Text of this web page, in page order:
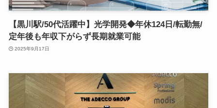
【黒川駅/50代活躍中】光学開発◆年休124日/転勤無/
定年後も年収下がらず長期就業可能
2025年9月17日